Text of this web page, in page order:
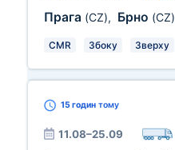
Прага (CZ), Брно (CZ)
CMR Збоку Зверху
15 годин тому
11.08–25.09